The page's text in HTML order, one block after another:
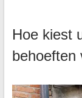
Hoe kiest
behoeften